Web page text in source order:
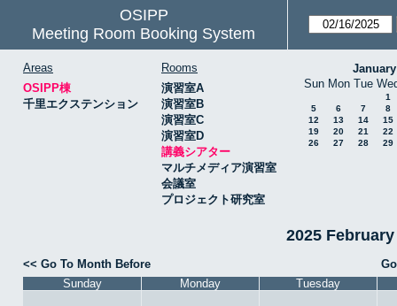
OSIPP
Meeting Room Booking System
Areas
OSIPP棟
千里エクステンション
Rooms
演習室A
演習室B
演習室C
演習室D
講義シアター
マルチメディア演習室
会議室
プロジェクト研究室
Sun Mon Tue
1
5
6 7
8
12
13 14
15
19
20 21
22
26
27 28 29
2025 February
<< Go To Month Before
Sunday
Monday Tuesday